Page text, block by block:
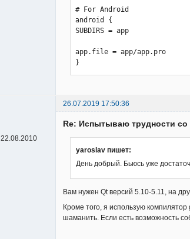
140 warnings and 1 error
make[1]: *** [../../../
make: *** [sub-thirdParty-
Ошибка при сборке/
Во время выполнения этапа
# For Android
android {
SUBDIRS = app
app.file = app/app.pro
}
26.07.2019 17:50:36
22.08.2010
Re: Испытываю трудности со
yaroslav пишет:
День добрый. Бьюсь уже
Вам нужен Qt версий 5.10-5.11, на
Кроме того, я использую
шаманить. Если есть возможность